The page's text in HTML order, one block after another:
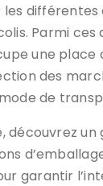
les différentes
Parmi
une place
des
de
découvrez un
garantir